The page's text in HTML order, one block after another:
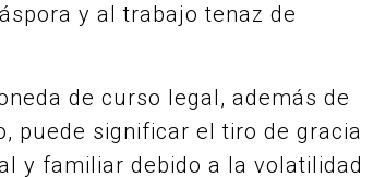
y al trabajo tenaz de
de curso legal, además de
puede significar el tiro de gracia
y familiar debido a la volatilidad